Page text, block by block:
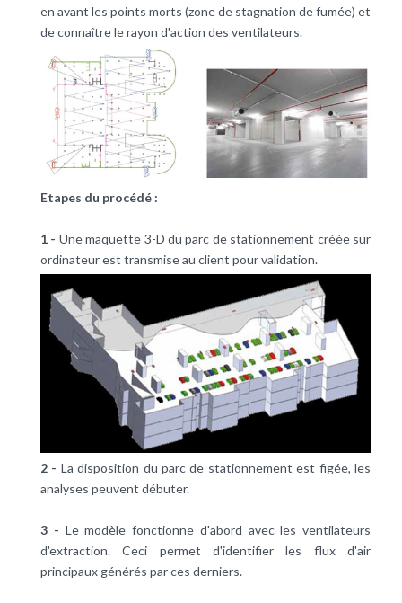
en avant les points morts (zone de stagnation de fumée) et
de connaître le rayon d'action des ventilateurs.
Etapes du procédé :
1 - Une maquette 3-D du parc de stationnement créée sur
ordinateur est transmise au client pour validation.
2 - La disposition du parc de stationnement est figée, les
analyses peuvent débuter.
3 - Le modèle fonctionne d'abord avec les ventilateurs
d'extraction. Ceci permet d'identifier les flux d'air
principaux générés par ces derniers.